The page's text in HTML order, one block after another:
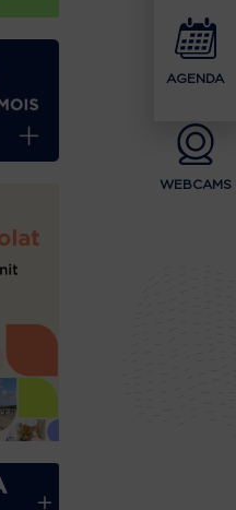
AGENDA
WEBCAMS